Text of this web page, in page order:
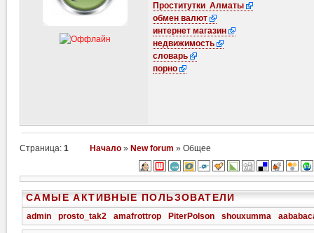
Проститутки Алматы
обмен валют
интернет магазин
недвижимость
словарь
порно
Страница: 1 Начало » New forum » Общее
САМЫЕ АКТИВНЫЕ ПОЛЬЗОВАТЕЛИ
admin prosto_tak2 amafrottrop PiterPolson shouxumma